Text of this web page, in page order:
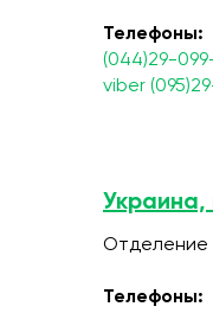
Телефоны:
(044)29-
viber
Украина,
Отделение
Телефоны: